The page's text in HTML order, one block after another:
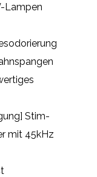
Lampen
Stim-
mit 45kHz